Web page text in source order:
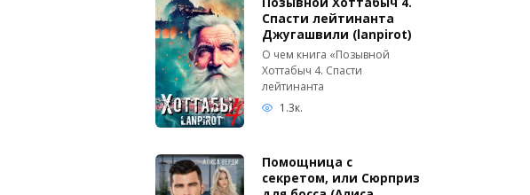
Спасти лейтинанта
Джугашвили (lanpirot)
О чем книга «Позывной
Хоттабыч 4. Спасти
лейтинанта
1.3к.
Помощница с
секретом, или Сюрприз